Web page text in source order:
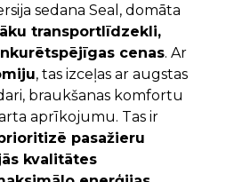
sedana Seal, domāta
transportlīdzekli,
cenas. Ar
, tas izceļas ar augstas
braukšanas komfortu
aprīkojumu. Tas ir
pasažieru
kvalitātes